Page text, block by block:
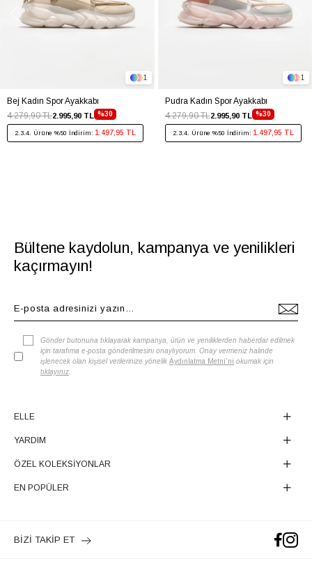
Bej Kadın Spor Ayakkabı
%30
2.995,90 TL
4.279,90 TL
2.3.4. Ürüne %50 İndirim: 1.497,95 TL
1
Pudra Kadın Spor Ayakkabı
%30
2.995,90 TL
4.279,90 TL
2.3.4. Ürüne %50 İndirim: 1.497,95 TL
1
Bültene kaydolun, kampanya ve yenilikleri
kaçırmayın!
Gönder butonuna tıklayarak kampanya, ürün ve yeniliklerden haberdar edilmek
için tarafıma e-posta gönderilmesini onaylıyorum. Onay vermeniz halinde
işlenecek olan kişisel verilerinize yönelik Aydınlatma Metni'ni okumak için
tıklayınız
ELLE
YARDIM
ÖZEL KOLEKSİYONLAR
EN POPÜLER
BİZİ TAKİP ET